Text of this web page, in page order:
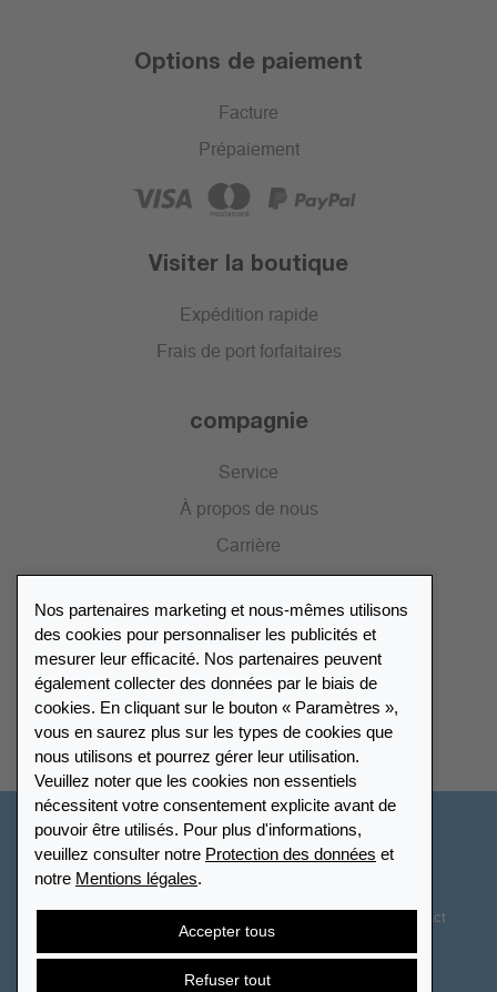
Options de paiement
Facture
Prépaiement
Visiter la boutique
Expédition rapide
Frais de port forfaitaires
compagnie
Service
À propos de nous
Carrière
Catalogue
Répertoire des revendeurs
Trouver Leuchtturm
Nos partenaires marketing et nous-mêmes utilisons
des cookies pour personnaliser les publicités et
mesurer leur efficacité. Nos partenaires peuvent
également collecter des données par le biais de
cookies. En cliquant sur le bouton « Paramètres »,
vous en saurez plus sur les types de cookies que
nous utilisons et pourrez gérer leur utilisation.
Veuillez noter que les cookies non essentiels
nécessitent votre consentement explicite avant de
pouvoir être utilisés. Pour plus d'informations,
veuillez consulter notre Protection des données et
notre Mentions légales.
Accepter tous
Refuser tout
Suisse - Français
Paramètres des cookies
Contact
Droit de rétractation Résilier le contrat